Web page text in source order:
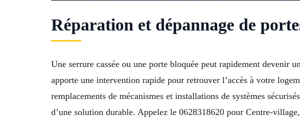
Réparation et dépannage de
Une serrure cassée ou une porte bloquée peut rapidement devenir
apporte une intervention rapide pour retrouver l’accès à votre
remplacements de mécanismes et installations de systèmes
d’une solution durable. Appelez le 0628318620 pour Centre-